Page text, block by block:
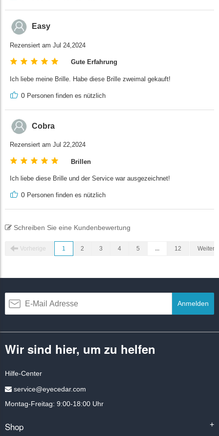
Easy
Rezensiert am Jul 24,2024
Gute Erfahrung
Ich liebe meine Brille. Habe diese Brille zweimal gekauft!
0 Personen finden es nützlich
Cobra
Rezensiert am Jul 22,2024
Brillen
Ich liebe diese Brille und der Service war ausgezeichnet!
0 Personen finden es nützlich
Schreiben Sie eine Kundenbewertung
Vorherige 1 2 3 4 5 ... 12 Weiter
Anmelden
Wir sind hier, um zu helfen
Hilfe-Center
service@eyecedar.com
Montag-Freitag: 9:00-18:00 Uhr
Shop +